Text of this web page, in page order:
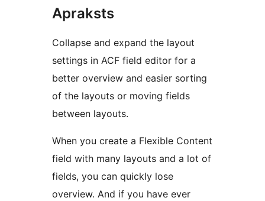
Apraksts
Collapse and expand the layout
settings in ACF field editor for a
better overview and easier sorting
of the layouts or moving fields
between layouts.
When you create a Flexible Content
field with many layouts and a lot of
fields, you can quickly lose
overview. And if you have ever